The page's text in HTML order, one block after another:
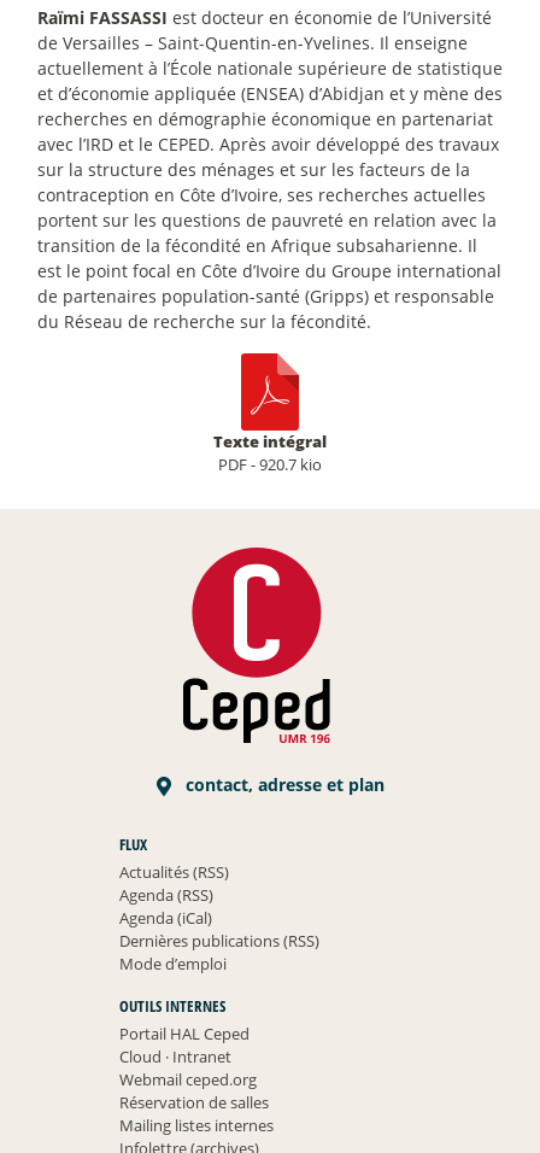
Raïmi FASSASSI est docteur en économie de l’Université
de Versailles – Saint-Quentin-en-Yvelines. Il enseigne
actuellement à l’École nationale supérieure de statistique
et d’économie appliquée (ENSEA) d’Abidjan et y mène des
recherches en démographie économique en partenariat
avec l’IRD et le CEPED. Après avoir développé des travaux
sur la structure des ménages et sur les facteurs de la
contraception en Côte d’Ivoire, ses recherches actuelles
portent sur les questions de pauvreté en relation avec la
transition de la fécondité en Afrique subsaharienne. Il
est le point focal en Côte d’Ivoire du Groupe international
de partenaires population-santé (Gripps) et responsable
du Réseau de recherche sur la fécondité.
Texte intégral
PDF - 920.7 kio
contact, adresse et plan
FLUX
Actualités (RSS)
Agenda (RSS)
Agenda (iCal)
Dernières publications (RSS)
Mode d’emploi
OUTILS INTERNES
Portail HAL Ceped
Cloud ·Intranet
Webmail ceped.org
Réservation de salles
Mailing listes internes
Infolettre (archives)